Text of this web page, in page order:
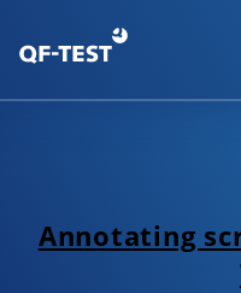
Annotating